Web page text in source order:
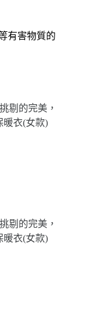
有害物質的